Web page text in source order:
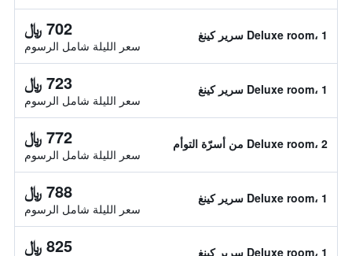
Deluxe room، 1 سرير كينغ 702 ﷼
سعر الليلة شامل الرسوم
Deluxe room، 1 سرير كينغ 723 ﷼
سعر الليلة شامل الرسوم
Deluxe room، 2 من أسرّة التوأم 772 ﷼
سعر الليلة شامل الرسوم
Deluxe room، 1 سرير كينغ 788 ﷼
سعر الليلة شامل الرسوم
Deluxe room، 1 سرير كينغ 825 ﷼